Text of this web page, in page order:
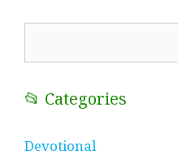
📂 Categories
Devotional